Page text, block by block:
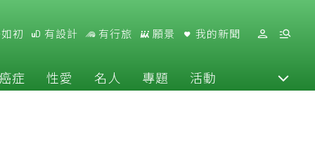
初 有設計 有行旅 願景 我的新聞
症 性愛 名人 專題 活動